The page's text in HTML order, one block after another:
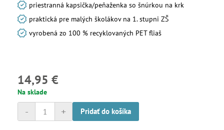
priestranná kapsička/peňaženka so šnúrkou na krk
praktická pre malých školákov na 1. stupni ZŠ
vyrobená zo 100 % recyklovaných PET fliaš
14,95 €
Na sklade
+
- Pridať do košíka